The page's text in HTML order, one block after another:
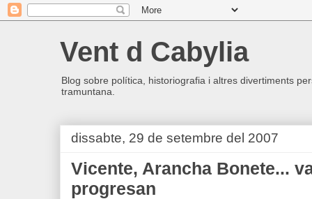
Vent d Cabylia
Blog sobre política, historiografia i altres divertiments
tramuntana.
dissabte, 29 de setembre del 2007
Vicente, Arancha Bonete...
progresan